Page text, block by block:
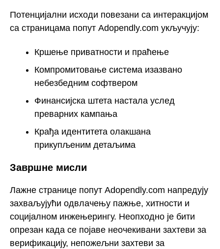
Потенцијални исходи повезани са интеракцијом
са страницама попут Adopendly.com укључују:
Кршење приватности и праћење
Компромитовање система изазвано
небезбедним софтвером
Финансијска штета настала услед
преварних кампања
Крађа идентитета олакшана
прикупљеним детаљима
Завршне мисли
Лажне странице попут Adopendly.com напредују
захваљујући одвлачењу пажње, хитности и
социјалном инжењерингу. Неопходно је бити
опрезан када се појаве неочекивани захтеви за
верификацију, непожељни захтеви за